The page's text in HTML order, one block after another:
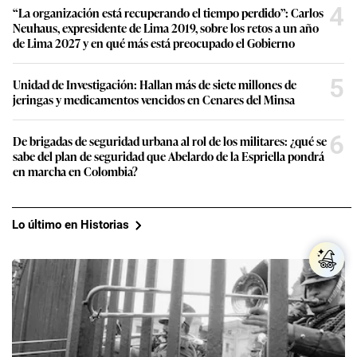
“La organización está recuperando el tiempo perdido”: Carlos
Neuhaus, expresidente de Lima 2019, sobre los retos a un año
de Lima 2027 y en qué más está preocupado el Gobierno
4
Unidad de Investigación: Hallan más de siete millones de
jeringas y medicamentos vencidos en Cenares del Minsa
5
De brigadas de seguridad urbana al rol de los militares: ¿qué se
sabe del plan de seguridad que Abelardo de la Espriella pondrá
en marcha en Colombia?
6
Lo último en Historias